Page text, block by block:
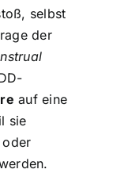
selbst
der
auf eine
sie
oder